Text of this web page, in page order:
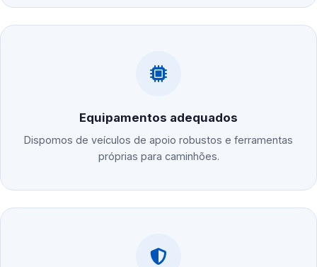
Equipamentos adequados
Dispomos de veículos de apoio robustos e ferramentas
próprias para caminhões.